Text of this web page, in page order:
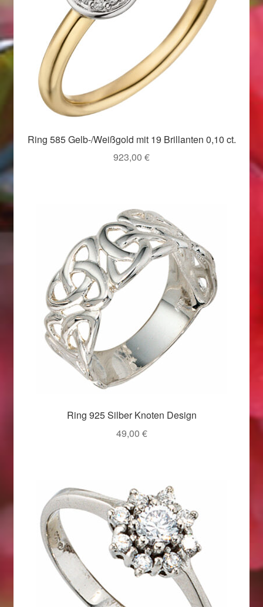
Valentinstag 2016
Valentinstag Geschenke
Vertrag widerrufen
Weihnachtsangebote 2015
Weihnachtsangebote 2017
Weihnachtsangebote 2018
Weihnachtsangebote 2019
Weihnachtsangebote 2020
Weihnachtsangebote 2021
Ring 585 Gelb-/Weißgold mit 19 Brillanten 0,10 ct.
923,00 €
Ring 925 Silber Knoten Design
49,00 €